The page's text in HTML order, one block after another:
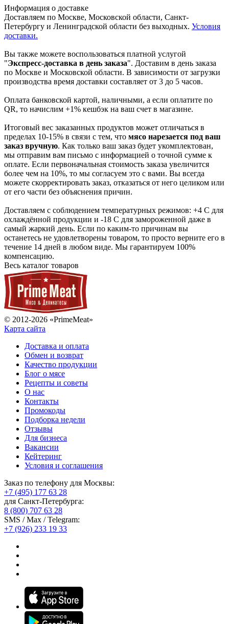
Информация о доставке
Доставляем по Москве, Московской области, Санкт-
Петербургу и Ленинградской области без выходных. Условия
доставки.
Вы также можете воспользоваться платной услугой
"Экспресс-доставка в день заказа". Доставим в день заказа
по Москве и Московской области. В зависимости от загрузки
производства время доставки составляет от 3 до 5 часов.
Оплата банковской картой, наличными, а если оплатите по
QR, то начислим +1% кешбэк на ваш счет в магазине.
Итоговый вес заказанных продуктов может отличаться в
пределах 10-15% в связи с тем, что мясо нарезается под ваш
заказ вручную. Как только ваш заказ будет укомплектован,
мы отправим вам письмо с информацией о точной сумме к
оплате. Если первоначальная стоимость заказа увеличится
более чем на 10%, то мы согласуем это с вами. Вы всегда
можете скорректировать заказ, отказаться от него целиком или
от его части без объяснения причин.
Доставляем с соблюдением температурных режимов: +4 С для
охлаждённой продукции и -18 С для замороженной даже в
самый жаркий день. Если по каким-то причинам вы
останетесь не удовлетворены товаром, то просто верните его в
течение 14 дней в любом виде. Мы гарантируем 100%
компенсацию.
Весь каталог товаров
© 2012-2026 «PrimeMeat»
Карта сайта
Доставка и оплата
Обмен и возврат
Качество продукции
Блог о мясе
Рецепты и советы
О нас
Контакты
Промокоды
Подборка недели
Отзывы
Для бизнеса
Вакансии
Кейтеринг
Условия и соглашения
Заказ по телефону для Москвы:
+7 (495) 177 63 28
для Санкт-Петербурга:
8 (800) 707 63 28
SMS / Max / Telegram:
+7 (926) 233 19 33